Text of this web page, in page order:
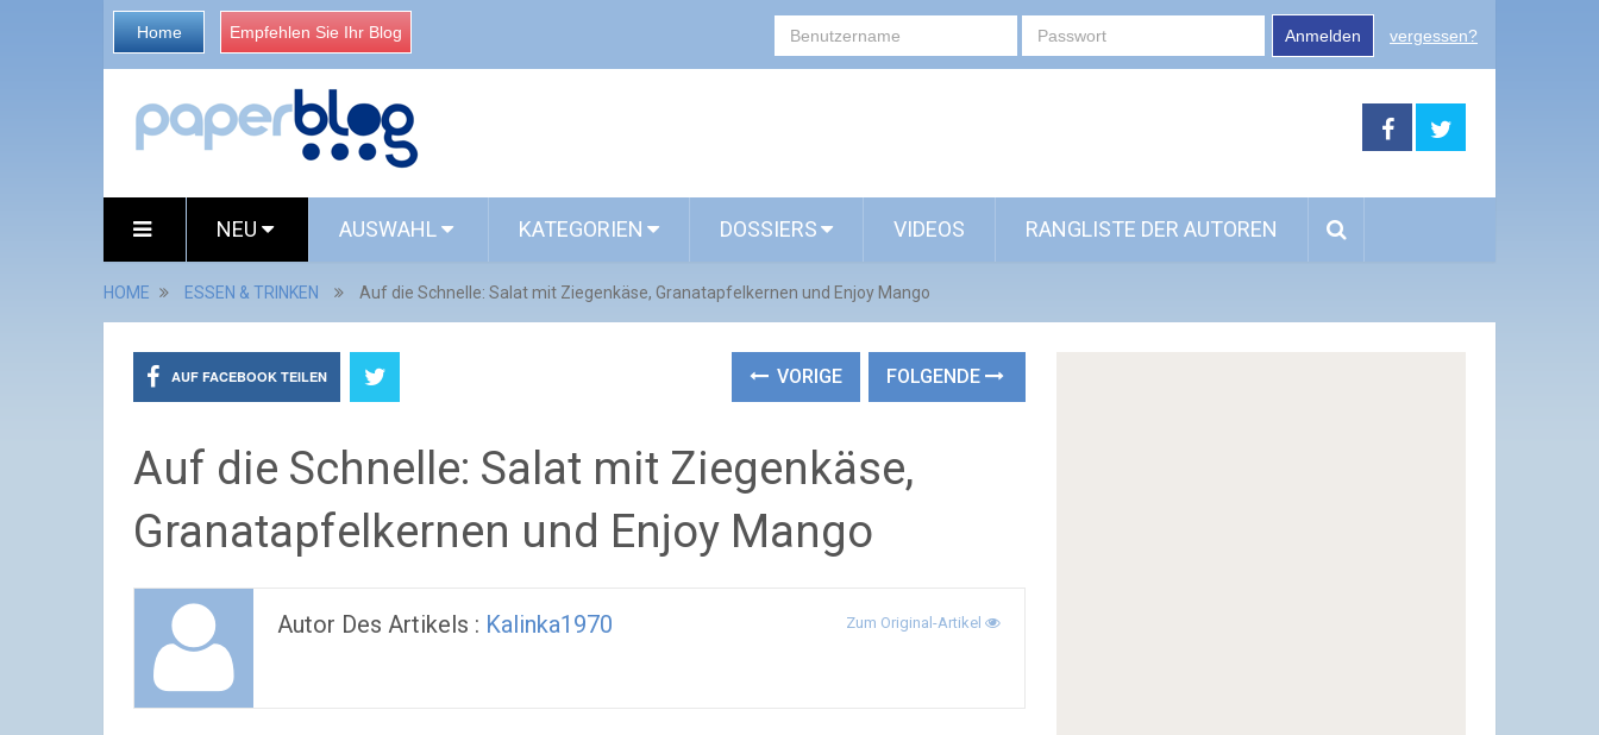
Home Empfehlen Sie Ihr Blog Anmelden vergessen?
NEU AUSWAHL KATEGORIEN DOSSIERS VIDEOS RANGLISTE DER AUTOREN
HOME ESSEN & TRINKEN Auf die Schnelle: Salat mit Ziegenkäse, Granatapfelkernen und Enjoy Mango
AUF FACEBOOK TEILEN VORIGE FOLGENDE
Auf die Schnelle: Salat mit Ziegenkäse,
Granatapfelkernen und Enjoy Mango
Autor Des Artikels : Kalinka1970 Zum Original-Artikel